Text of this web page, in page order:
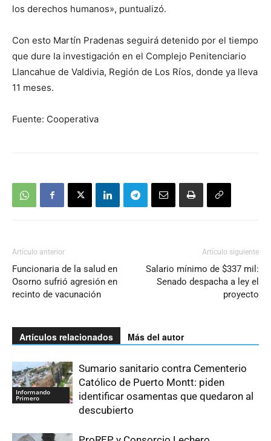
los derechos humanos», puntualizó.
Con esto Martín Pradenas seguirá detenido por el tiempo
que dure la investigación en el Complejo Penitenciario
Llancahue de Valdivia, Región de Los Ríos, donde ya lleva
11 meses.
Fuente: Cooperativa
Artículo anterior
Funcionaria de la salud en
Osorno sufrió agresión en
recinto de vacunación
Artículo siguiente
Salario mínimo de $337 mil:
Senado despacha a ley el
proyecto
Artículos relacionados Más del autor
Informando
Primero
Sumario sanitario contra Cementerio
Católico de Puerto Montt: piden
identificar osamentas que quedaron al
descubierto